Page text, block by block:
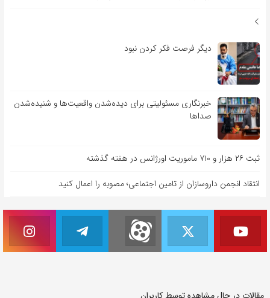
دیگر فرصت فکر کردن نبود
خبرنگاری مسئولیتی برای دیده‌شدن واقعیت‌ها و شنیده‌شدن
صداها
ثبت ۲۶ هزار و ۷۱۰ ماموریت اورژانس در هفته گذشته
انتقاد انجمن داروسازان از تامین اجتماعی؛ مصوبه را اعمال کنید